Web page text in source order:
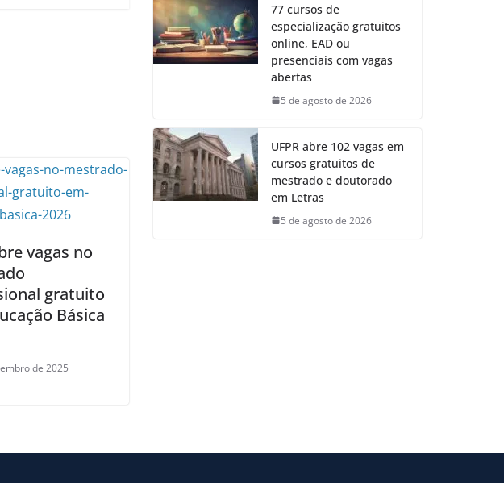
vagas no
gratuito
Básica
de 2025
77 cursos de
especialização gratuitos
online, EAD ou
presenciais com vagas
abertas
5 de agosto de 2026
UFPR abre 102 vagas em
cursos gratuitos de
mestrado e doutorado
em Letras
5 de agosto de 2026